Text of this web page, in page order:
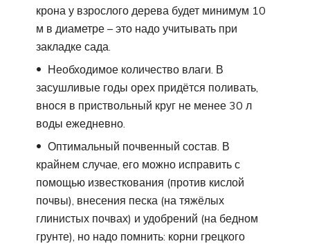
крона у взрослого дерева будет минимум 10
м в диаметре – это надо учитывать при
закладке сада.
Необходимое количество влаги. В
засушливые годы орех придётся поливать,
внося в приствольный круг не менее 30 л
воды ежедневно.
Оптимальный почвенный состав. В
крайнем случае, его можно исправить с
помощью известкования (против кислой
почвы), внесения песка (на тяжёлых
глинистых почвах) и удобрений (на бедном
грунте), но надо помнить: корни грецкого